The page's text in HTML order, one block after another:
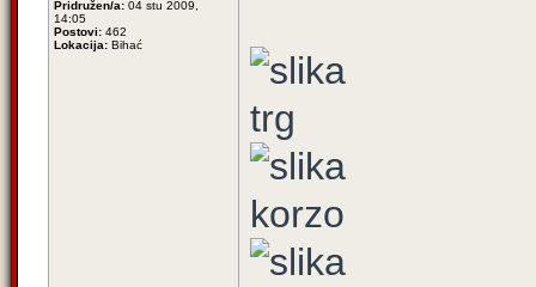
Pridružen/a: 04 stu 2009,
14:05
Postovi: 462
Lokacija: Bihać
trg
korzo